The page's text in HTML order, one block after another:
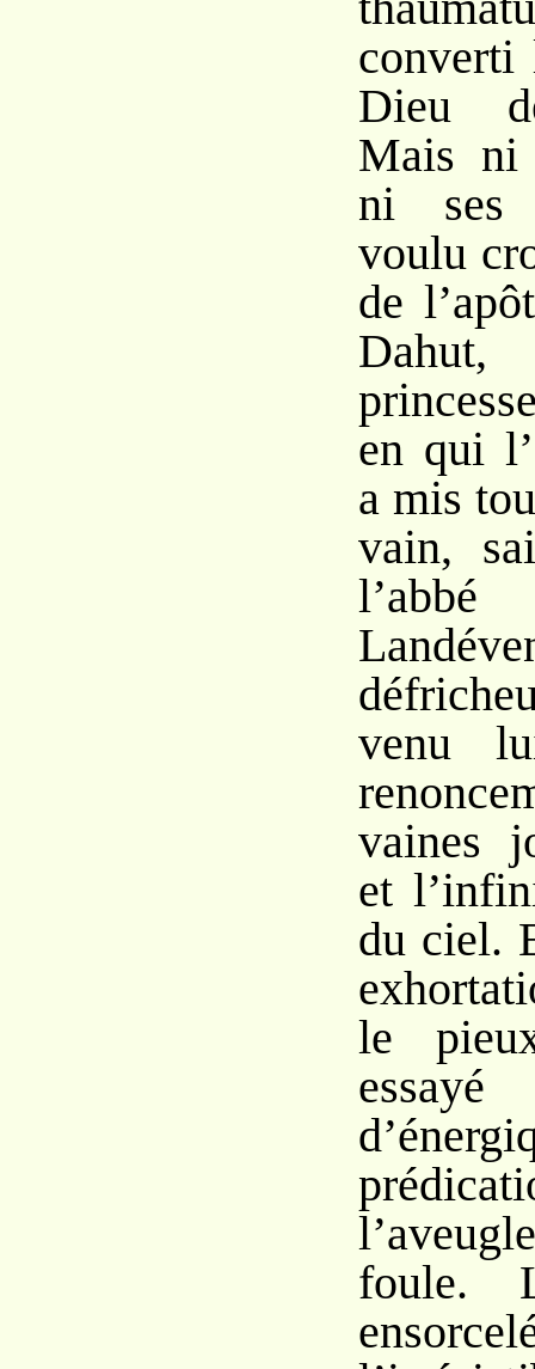
converti
Dieu
Mais ni
ni ses
voulu
de
en qui
a mis
vain,
venu
vaines
et
du ciel.
le
foule.